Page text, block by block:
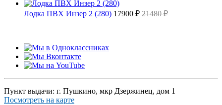
Лодка ПВХ Инзер 2 (280) 17900 ₽ 21480 ₽
Пункт выдачи: г. Пушкино, мкр Дзержинец, дом 1
Посмотреть на карте